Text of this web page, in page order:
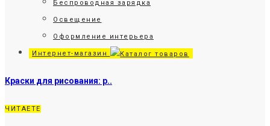
Беспроводная зарядка
Освещение
Оформление интерьера
Интернет-магазин
Краски для рисования: р..
ЧИТАЕТЕ